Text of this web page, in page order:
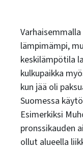
lämpimämpi,
keskilämpötila
kulkupaikka
kun jää oli
Suomessa
Esimerkiksi
pronssikauden
ollut alueella